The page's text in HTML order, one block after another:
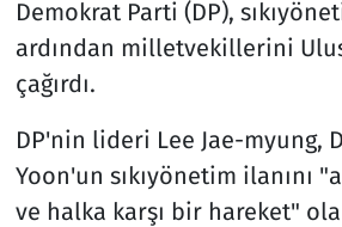
Demokrat Parti (DP),
ardından milletvekillerini
çağırdı.
DP'nin lideri Lee Jae-myung,
Yoon'un sıkıyönetim ilanını
ve halka karşı bir hareket"